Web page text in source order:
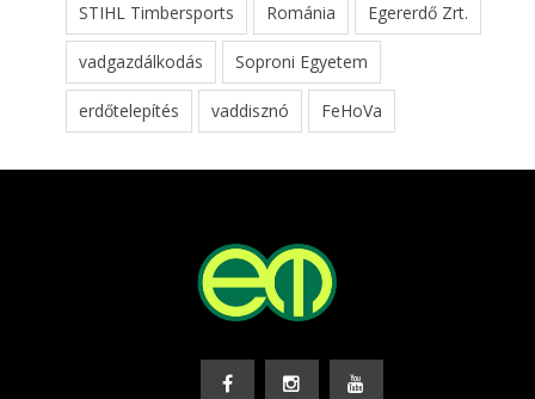
STIHL Timbersports Románia Egererdő Zrt.
vadgazdálkodás Soproni Egyetem
erdőtelepítés vaddisznó FeHoVa